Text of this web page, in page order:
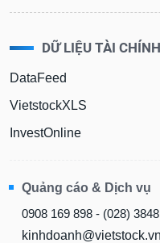
DỮ LIỆU TÀI CHÍNH
DataFeed
VietstockXLS
InvestOnline
Quảng cáo & Dịch vụ
0908 169 898 - (028)
kinhdoanh@vietstock.vn